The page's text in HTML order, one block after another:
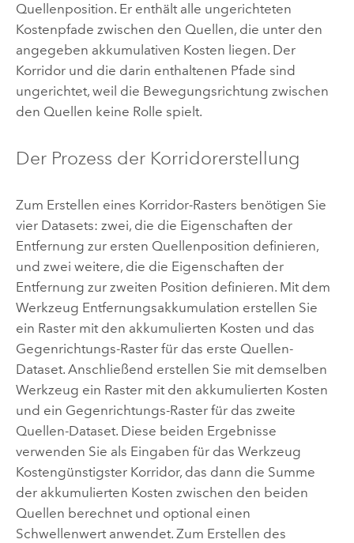
Quellenposition. Er enthält alle ungerichteten
Kostenpfade zwischen den Quellen, die unter den
angegeben akkumulativen Kosten liegen. Der
Korridor und die darin enthaltenen Pfade sind
ungerichtet, weil die Bewegungsrichtung zwischen
den Quellen keine Rolle spielt.
Der Prozess der Korridorerstellung
Zum Erstellen eines Korridor-Rasters benötigen Sie
vier Datasets: zwei, die die Eigenschaften der
Entfernung zur ersten Quellenposition definieren,
und zwei weitere, die die Eigenschaften der
Entfernung zur zweiten Position definieren. Mit dem
Werkzeug Entfernungsakkumulation erstellen Sie
ein Raster mit den akkumulierten Kosten und das
Gegenrichtungs-Raster für das erste Quellen-
Dataset. Anschließend erstellen Sie mit demselben
Werkzeug ein Raster mit den akkumulierten Kosten
und ein Gegenrichtungs-Raster für das zweite
Quellen-Dataset. Diese beiden Ergebnisse
verwenden Sie als Eingaben für das Werkzeug
Kostengünstigster Korridor, das dann die Summe
der akkumulierten Kosten zwischen den beiden
Quellen berechnet und optional einen
Schwellenwert anwendet. Zum Erstellen des